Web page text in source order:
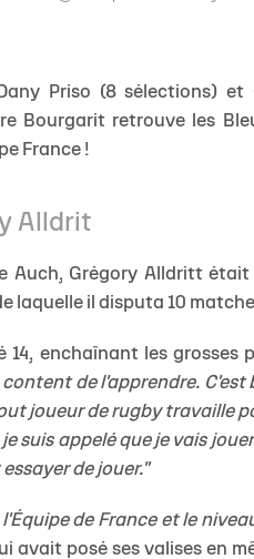
Priso (8 sélections)
Bourgarit retrouve les
France !
Alldrit
Auch, Grégory Alldritt
laquelle il disputa 10
14, enchaînant les grosses
content de l'apprendre.
joueur de rugby travaille
suis appelé que je vais
de jouer."
de France et le
avait posé ses valises en